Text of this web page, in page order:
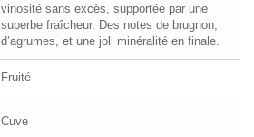
vinosité sans excès, supportée par une
superbe fraîcheur. Des notes de brugnon,
d’agrumes, et une joli minéralité en finale.
Fruité
Cuve